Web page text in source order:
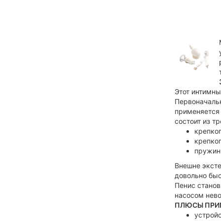
Этот
применяется
состоит из
Внешне
довольно
Пенис
насосом
ПЛЮСЫ